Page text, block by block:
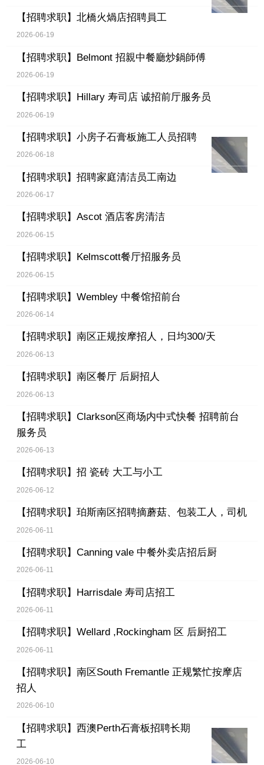
【招聘求职】 北橋火煱店招聘員工
2026-06-19
【招聘求职】 Belmont 招親中餐廳炒鍋師傅
2026-06-19
【招聘求职】 Hillary 寿司店 诚招前厅服务员
2026-06-19
【招聘求职】 小房子石膏板施工人员招聘
2026-06-18
【招聘求职】 招聘家庭清洁员工南边
2026-06-17
【招聘求职】 Ascot 酒店客房清洁
2026-06-15
【招聘求职】 Kelmscott餐厅招服务员
2026-06-15
【招聘求职】 Wembley 中餐馆招前台
2026-06-14
【招聘求职】 南区正规按摩招人，日均300/天
2026-06-13
【招聘求职】 南区餐厅 后厨招人
2026-06-13
【招聘求职】 Clarkson区商场内中式快餐 招聘前台
服务员
2026-06-13
【招聘求职】 招 瓷砖 大工与小工
2026-06-12
【招聘求职】 珀斯南区招聘摘蘑菇、包装工人，司机
2026-06-11
【招聘求职】 Canning vale 中餐外卖店招后厨
2026-06-11
【招聘求职】 Harrisdale 寿司店招工
2026-06-11
【招聘求职】 Wellard ,Rockingham 区 后厨招工
2026-06-11
【招聘求职】 南区South Fremantle 正规繁忙按摩店
招人
2026-06-10
【招聘求职】 西澳Perth石膏板招聘长期
工
2026-06-10